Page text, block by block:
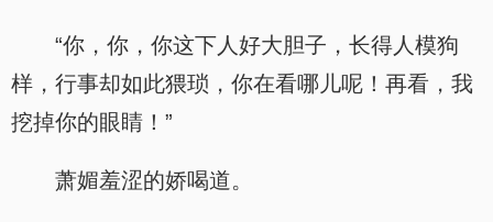
“你，你，你这下人好大胆子，长得人模狗
样，行事却如此猥琐，你在看哪儿呢！再看，我
挖掉你的眼睛！”
萧媚羞涩的娇喝道。